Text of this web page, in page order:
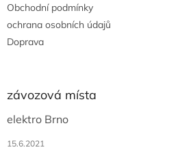
Obchodní podmínky
ochrana osobních údajů
Doprava
závozová místa
elektro Brno
15.6.2021